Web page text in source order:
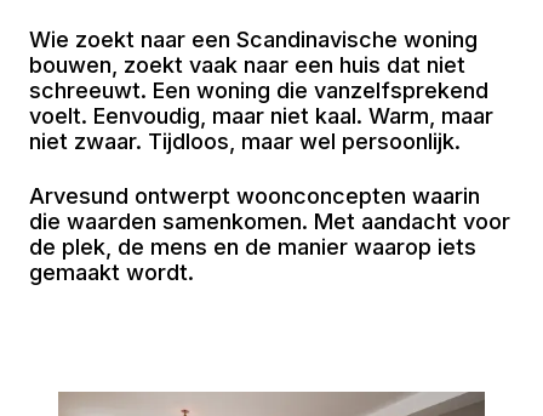
Wie zoekt naar een Scandinavische woning
bouwen, zoekt vaak naar een huis dat niet
schreeuwt. Een woning die vanzelfsprekend
voelt. Eenvoudig, maar niet kaal. Warm, maar
niet zwaar. Tijdloos, maar wel persoonlijk.
Arvesund ontwerpt woonconcepten waarin
die waarden samenkomen. Met aandacht voor
de plek, de mens en de manier waarop iets
gemaakt wordt.